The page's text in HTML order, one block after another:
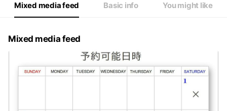
Mixed media feed Basic info You might like
Mixed media feed